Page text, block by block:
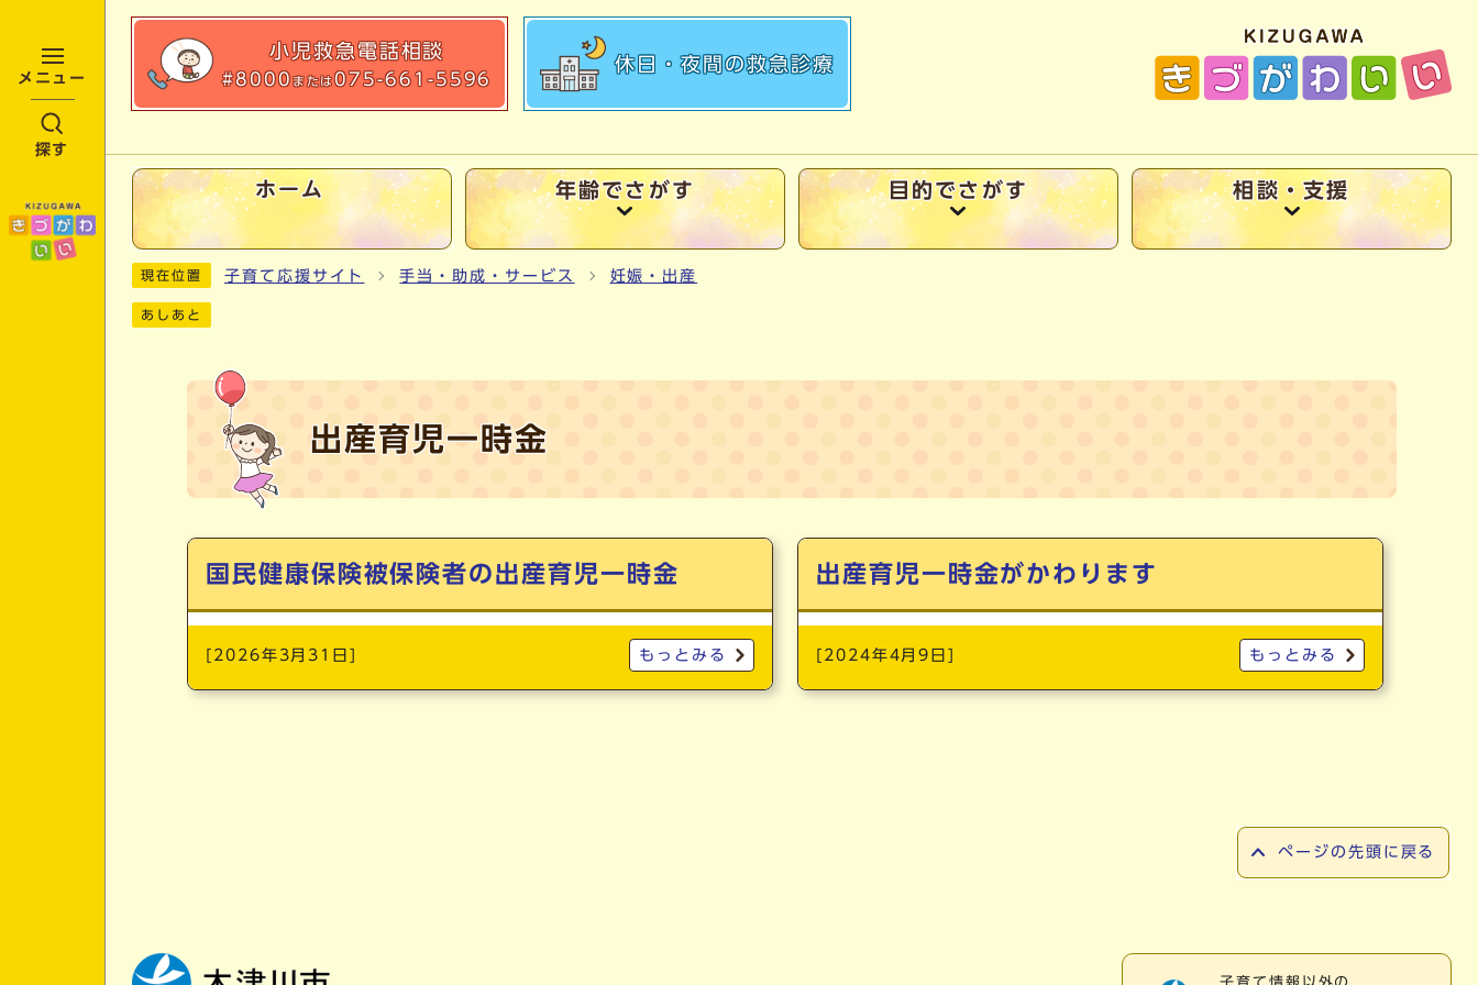
メニュー
探す
小児救急電話相談
#8000または 075-661-5596
休日・夜間の救急診療
ホーム 年齢でさがす 目的でさがす 相談・支援
ここから本文です
現在位置 子育て応援サイト 手当・助成・サービス 妊娠・出産
あしあと
出産育児一時金
メインメニュー
国民健康保険被保険者の出産育児一時金
[2026年3月31日] もっとみる
出産育児一時金がかわります
[2024年4月9日] もっとみる
ページの先頭に戻る